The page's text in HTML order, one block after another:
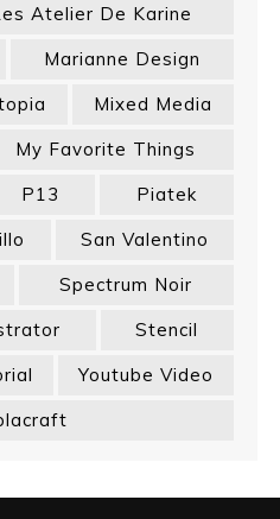
Atelier De Karine
Marianne Design
Mixed Media
My Favorite Things
P13
Piatek
San Valentino
Spectrum Noir
Stencil
Youtube Video